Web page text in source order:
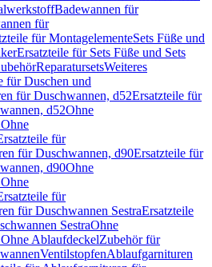
Badewannen für
für
für MontagelementeSets Füße und
Ersatzteile für Sets Füße und Sets
ReparatursetsWeiteres
für Duschen und
für Duschwannen, d52Ersatzteile für
d52Ohne
für
für Duschwannen, d90Ersatzteile für
d90Ohne
für
für Duschwannen SestraErsatzteile
SestraOhne
AblaufdeckelZubehör für
VentilstopfenAblaufgarnituren